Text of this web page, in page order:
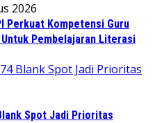
2026
Perkuat Kompetensi Guru
Untuk Pembelajaran Literasi
Spot Jadi Prioritas